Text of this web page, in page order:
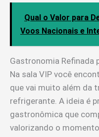
Qual o Valor para
Voos Nacionais e
Gastronomia Refinada
Na sala VIP você
que vai muito além da
refrigerante. A ideia é
gastronômica que
valorizando o momento.